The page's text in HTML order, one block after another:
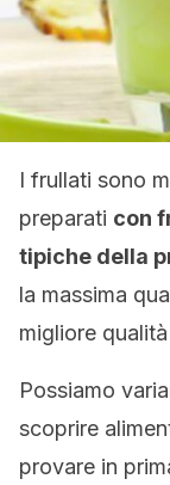
I frullati sono
preparati con
tipiche della
la massima
migliore
Possiamo
scoprire
provare in